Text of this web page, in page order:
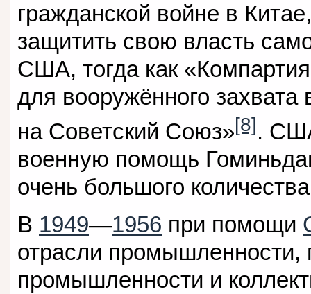
гражданской войне в
защитить свою власть
США, тогда как
для вооружённого
на Советский Союз»[8] .
военную помощь
очень большого
В 1949—1956 при помощи
отрасли промышленности,
промышленности и